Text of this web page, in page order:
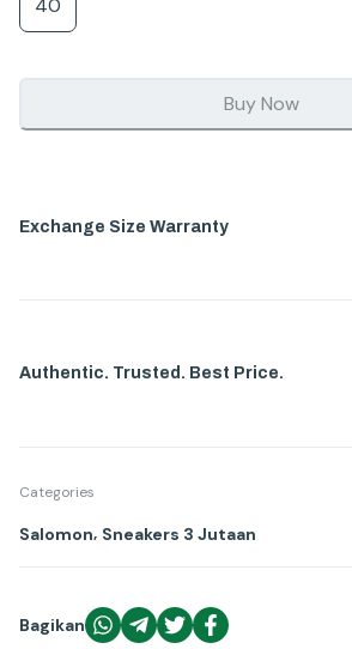
40
Buy Now
Exchange Size Warranty
Authentic. Trusted. Best Price.
Categories
Salomon, Sneakers 3 Jutaan
Bagikan